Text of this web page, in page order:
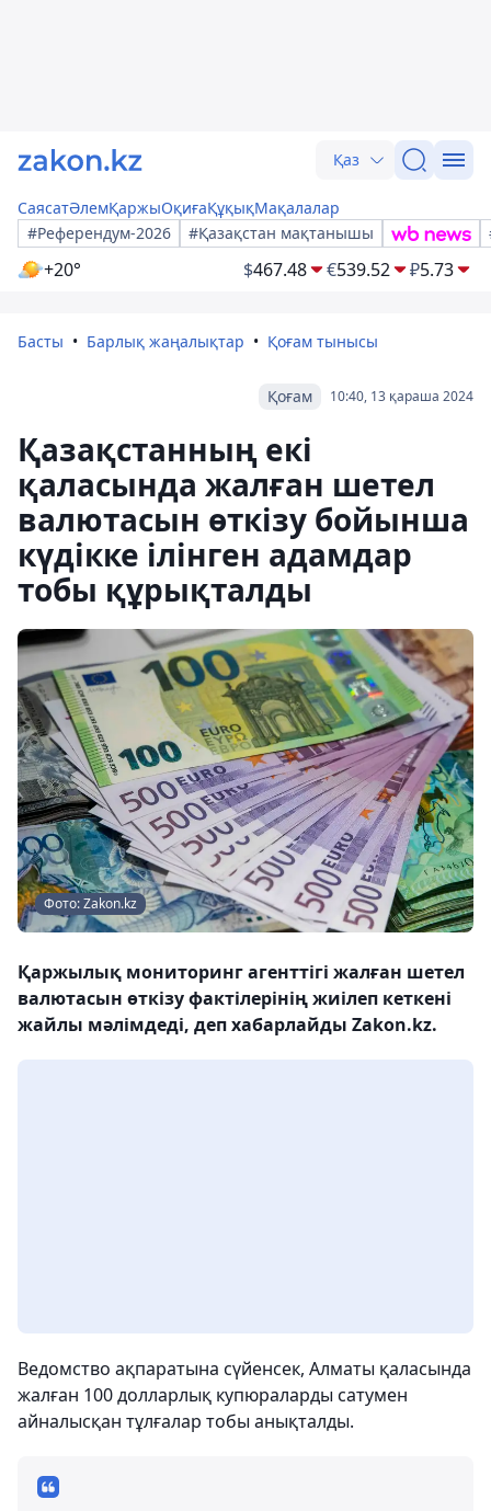
Қаз
СаясатӘлемҚаржыОқиғаҚұқықМақалалар
#Референдум-2026
#Қазақстан мақтанышы
+20° $467.48 €539.52 ₽5.73
Басты Барлық жаңалықтар Қоғам тынысы
10:40, 13 қараша 2024
Қоғам
Қазақстанның екі
қаласында жалған шетел
валютасын өткізу бойынша
күдікке ілінген адамдар
тобы құрықталды
Фото: Zakon.kz
Қаржылық мониторинг агенттігі жалған шетел
валютасын өткізу фактілерінің жиілеп кеткені
жайлы мәлімдеді, деп хабарлайды Zakon.kz.
Ведомство ақпаратына сүйенсек, Алматы қаласында
жалған 100 долларлық купюраларды сатумен
айналысқан тұлғалар тобы анықталды.